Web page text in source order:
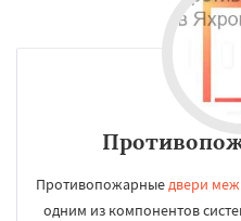
Противопожарныедвери
одним из компонентов